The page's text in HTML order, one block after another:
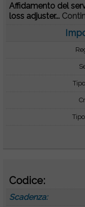
Affidamento del
loss adjuster...
Codice:
Scadenza: